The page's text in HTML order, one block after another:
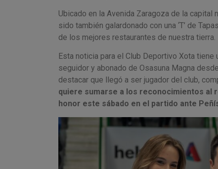
Ubicado en la Avenida Zaragoza de la capital
sido también galardonado con una ‘T’ de
de los mejores restaurantes de nuestra tierra.
Esta noticia para el Club Deportivo Xota
seguidor y abonado de Osasuna Magna
destacar que llegó a ser jugador del club,
quiere sumarse a los reconocimientos al
honor este sábado en el partido ante